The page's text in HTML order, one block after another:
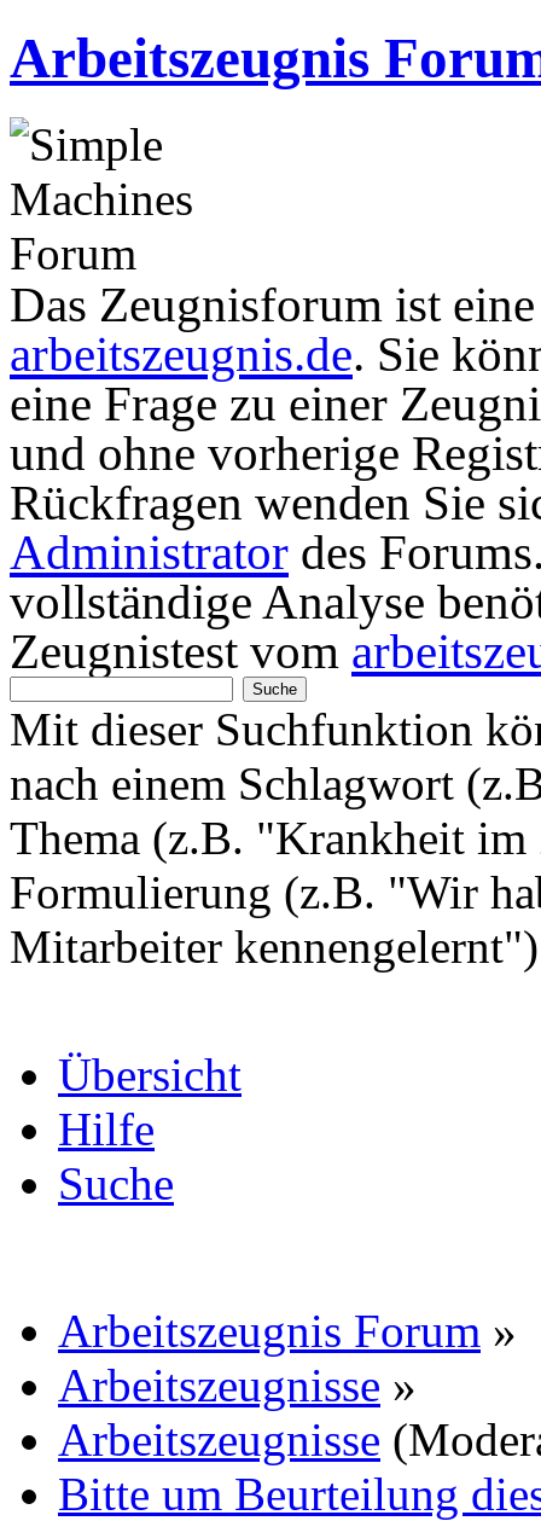
Arbeitszeugnis
Das Zeugnisforum ist
arbeitszeugnis.de. Sie
eine Frage zu einer
und ohne vorherige
Rückfragen wenden Sie
Administrator des
vollständige Analyse
Zeugnistest vom
Mit dieser Suchfunktion
nach einem Schlagwort
Thema (z.B. "Krankheit im
Formulierung (z.B. "Wir
Mitarbeiter
Übersicht
Hilfe
Suche
Arbeitszeugnis Forum »
Arbeitszeugnisse »
Arbeitszeugnisse
Bitte um Beurteilung